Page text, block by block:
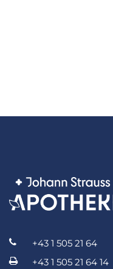
+43 1 505 21 64
+43 1 505 21 64 14